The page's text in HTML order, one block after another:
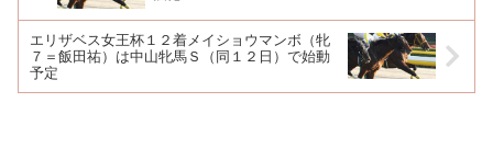
エリザベス女王杯１２着メイショウマンボ（牝
７＝飯田祐）は中山牝馬Ｓ（同１２日）で始動
予定